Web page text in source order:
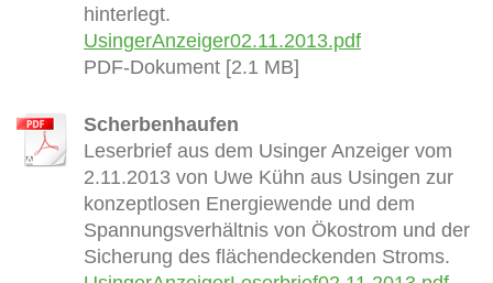
hinterlegt.
UsingerAnzeiger02.11.2013.pdf
PDF-Dokument [2.1 MB]
Scherbenhaufen
Leserbrief aus dem Usinger Anzeiger vom
2.11.2013 von Uwe Kühn aus Usingen zur
konzeptlosen Energiewende und dem
Spannungsverhältnis von Ökostrom und der
Sicherung des flächendeckenden Stroms.